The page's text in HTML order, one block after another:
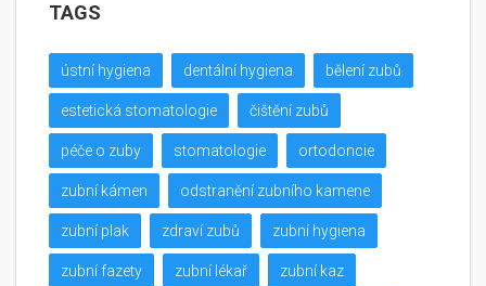
TAGS
ústní hygiena dentální hygiena bělení zubů
estetická stomatologie čištění zubů
péče o zuby stomatologie ortodoncie
zubní kámen odstranění zubního kamene
zubní plak zdraví zubů zubní hygiena
zubní fazety zubní lékař zubní kaz